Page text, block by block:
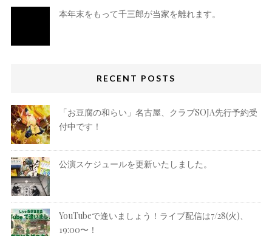
本年末をもって千三郎が当家を離れます。
RECENT POSTS
「お豆腐の和らい」名古屋、クラブSOJA先行予約受
付中です！
公演スケジュールを更新いたしました。
YouTubeで逢いましょう！ライブ配信は7/28(火)、
19:00〜！